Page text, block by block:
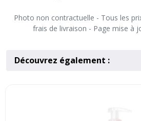
Photo non contractuelle - Tous les
frais de livraison - Page mise à
Découvrez également :